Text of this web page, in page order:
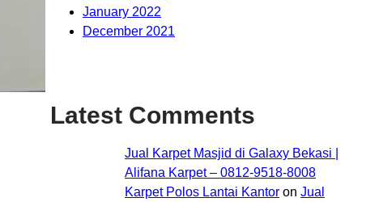
January 2022
December 2021
Latest Comments
Jual Karpet Masjid di Galaxy Bekasi |
Alifana Karpet – 0812-9518-8008
Karpet Polos Lantai Kantor on Jual